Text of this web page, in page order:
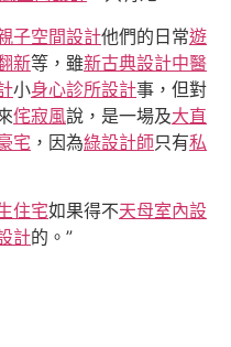
子空間設計他們的日常遊
新等，雖新古典設計中醫
小身心診所設計事，但對
侘寂風說，是一場及大直
宅 ，因為綠設計師只有私
住宅如果得不天母室內設
計的。”